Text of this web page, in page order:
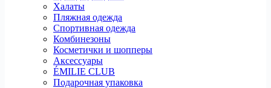
Халаты
Пляжная одежда
Спортивная одежда
Комбинезоны
Косметички и шопперы
Аксессуары
ÉMILIE CLUB
Подарочная упаковка